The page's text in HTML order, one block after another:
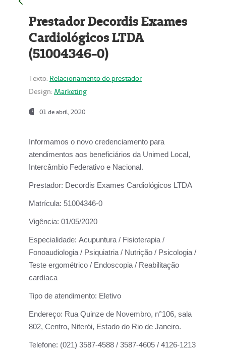
Prestador Decordis Exames
Cardiológicos LTDA
(51004346-0)
Texto: Relacionamento do prestador
Design: Marketing
01 de abril, 2020
Informamos o novo credenciamento para
atendimentos aos beneficiários da Unimed Local,
Intercâmbio Federativo e Nacional.
Prestador: Decordis Exames Cardiológicos LTDA
Matrícula: 51004346-0
Vigência: 01/05/2020
Especialidade: Acupuntura / Fisioterapia /
Fonoaudiologia / Psiquiatria / Nutrição / Psicologia /
Teste ergométrico / Endoscopia / Reabilitação
cardíaca
Tipo de atendimento: Eletivo
Endereço: Rua Quinze de Novembro, n°106, sala
802, Centro, Niterói, Estado do Rio de Janeiro.
Telefone: (021) 3587-4588 / 3587-4605 / 4126-1213